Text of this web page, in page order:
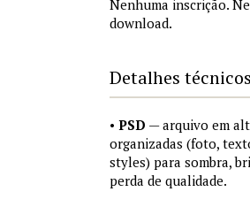
Nenhuma inscrição.
download.
Detalhes
• PSD — arquivo em
organizadas (foto,
styles) para sombra,
perda de qualidade.